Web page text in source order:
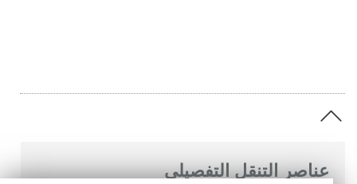
عناصر التنقل التفصيلي